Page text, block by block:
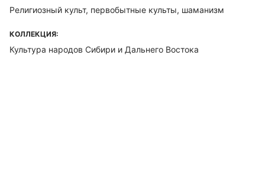
Религиозный культ, первобытные культы, шаманизм
КОЛЛЕКЦИЯ:
Культура народов Сибири и Дальнего Востока